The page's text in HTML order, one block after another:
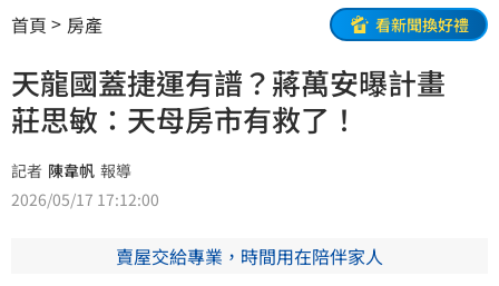
首頁 房產 看新聞換好禮
天龍國蓋捷運有譜？蔣萬安曝計畫
莊思敏：天母房市有救了！
記者 陳韋帆 報導
2026/05/17 17:12:00
賣屋交給專業，時間用在陪伴家人